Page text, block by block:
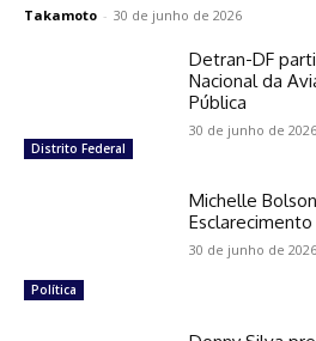
Takamoto - 30 de junho de 2026
Distrito Federal
Detran-DF
Nacional da
Pública
30 de junho de 2026
Política
Michelle
Esclarecimento
30 de junho de 2026